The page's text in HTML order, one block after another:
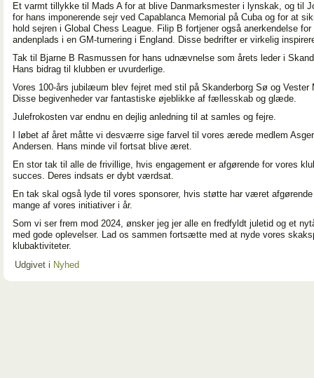
Et varmt tillykke til Mads A for at blive Danmarksmester i lynskak, og til
for hans imponerende sejr ved Capablanca Memorial på Cuba og for at
hold sejren i Global Chess League. Filip B fortjener også anerkendelse for
andenplads i en GM-turnering i England. Disse bedrifter er virkelig
Tak til Bjarne B Rasmussen for hans udnævnelse som årets leder i
Hans bidrag til klubben er uvurderlige.
Vores 100-års jubilæum blev fejret med stil på Skanderborg Sø og Vester
Disse begivenheder var fantastiske øjeblikke af fællesskab og glæde.
Julefrokosten var endnu en dejlig anledning til at samles og fejre.
I løbet af året måtte vi desværre sige farvel til vores ærede medlem
Andersen. Hans minde vil fortsat blive æret.
En stor tak til alle de frivillige, hvis engagement er afgørende for vores
succes. Deres indsats er dybt værdsat.
En tak skal også lyde til vores sponsorer, hvis støtte har været
mange af vores initiativer i år.
Som vi ser frem mod 2024, ønsker jeg jer alle en fredfyldt juletid og et
med gode oplevelser. Lad os sammen fortsætte med at nyde vores
klubaktiviteter.
Udgivet i Nyhed